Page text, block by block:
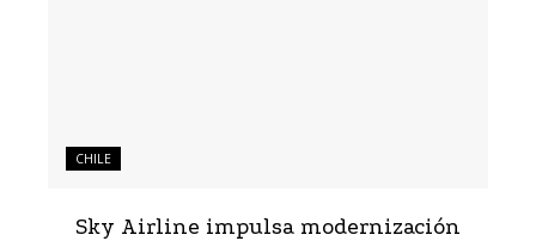
CHILE
Sky Airline impulsa modernización